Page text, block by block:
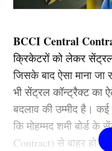
BCCI Central
क्रिकेटरों को लेकर
जिसके बाद ऐसा माना
भी सेंट्रल कॉन्ट्रैक्ट का
बदलाव की उम्मीद है। कई
कि मोहम्मद शमी बोर्ड
Contract) से बाहर हो